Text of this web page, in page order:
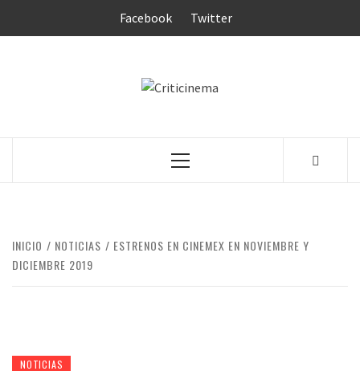
Facebook Twitter
Menú
INICIO NOTICIAS
ESTRENOS EN CINEMEX EN NOVIEMBRE Y
DICIEMBRE 2019
NOTICIAS